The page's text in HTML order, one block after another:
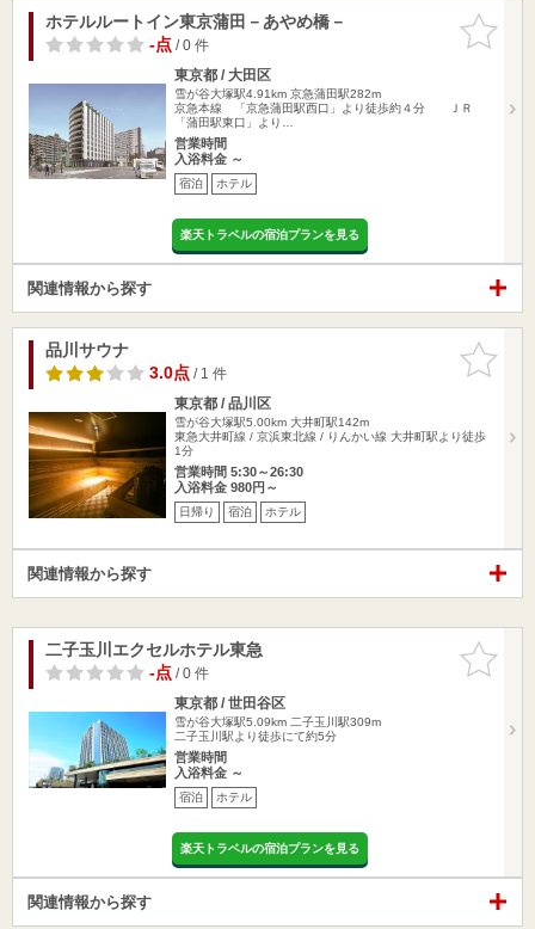
お気に入
りに追加
ホテルルートイン東京蒲田－あやめ橋－
-点/ 0 件
東京都 / 大田区
雪が谷大塚駅4.91km 京急蒲田駅282m
京急本線 「京急蒲田駅西口」より徒歩約４分 ＪＲ
「蒲田駅東口」より…
営業時間
入浴料金 ～
宿泊 ホテル
楽天トラベルの宿泊プランを見る
関連情報から探す
お気に入
りに追加
品川サウナ
3.0点/ 1 件
東京都 / 品川区
雪が谷大塚駅5.00km 大井町駅142m
東急大井町線 / 京浜東北線 / りんかい線 大井町駅より徒歩
1分
営業時間 5:30～26:30
入浴料金 980円～
日帰り 宿泊 ホテル
関連情報から探す
お気に入
りに追加
二子玉川エクセルホテル東急
-点/ 0 件
東京都 / 世田谷区
雪が谷大塚駅5.09km 二子玉川駅309m
二子玉川駅より徒歩にて約5分
営業時間
入浴料金 ～
宿泊 ホテル
楽天トラベルの宿泊プランを見る
関連情報から探す